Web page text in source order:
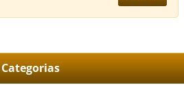
Categorias